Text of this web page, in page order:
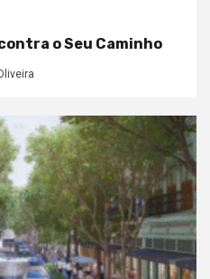
o Seu Caminho